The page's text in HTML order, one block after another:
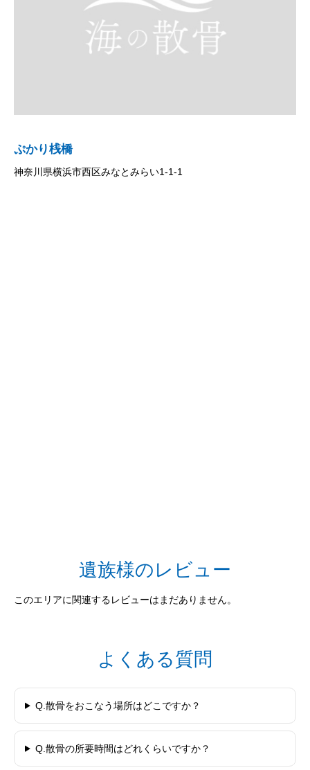
ぷかり桟橋
神奈川県横浜市西区みなとみらい1-1-1
遺族様のレビュー
このエリアに関連するレビューはまだありません。
よくある質問
Q.散骨をおこなう場所はどこですか？
Q.散骨の所要時間はどれくらいですか？